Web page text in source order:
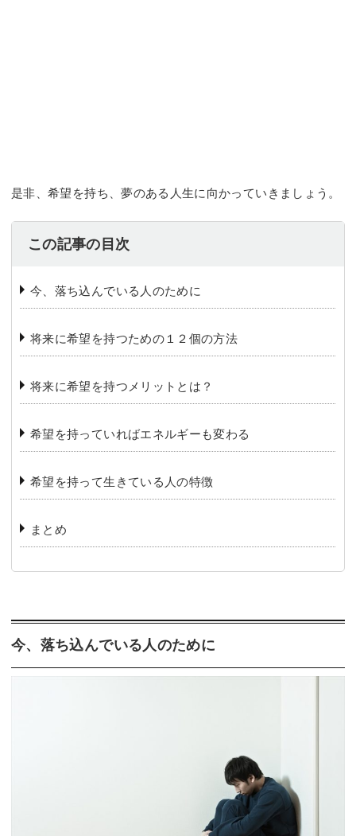
是非、希望を持ち、夢のある人生に向かっていきましょう。
この記事の目次
今、落ち込んでいる人のために
将来に希望を持つための１２個の方法
将来に希望を持つメリットとは？
希望を持っていればエネルギーも変わる
希望を持って生きている人の特徴
まとめ
今、落ち込んでいる人のために